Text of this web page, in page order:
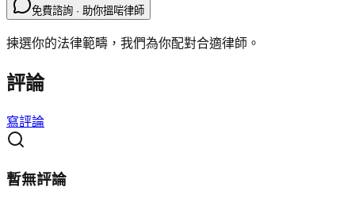
免費諮詢 · 助你搵啱律師
揀選你的法律範疇，我們為你配對合適律師。
評論
寫評論
暫無評論